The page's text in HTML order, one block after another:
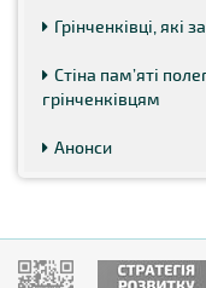
Грінченківці, які
Стіна пам’яті
грінченківцям
Анонси